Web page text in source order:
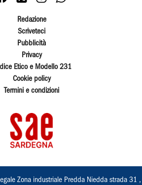
Redazione
Scriveteci
Pubblicità
Privacy
Etico e Modello 231
Cookie policy
Termini e condizioni
Zona industriale Predda Niedda strada 31 ,